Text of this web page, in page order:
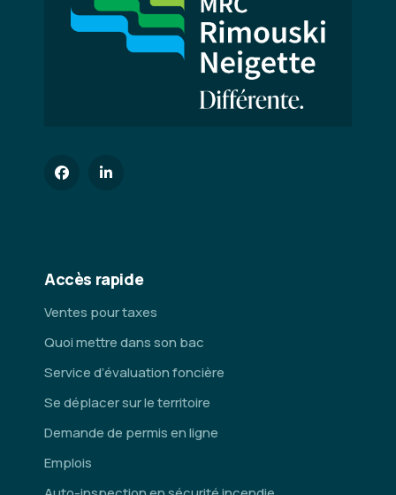
Accès rapide
Ventes pour taxes
Quoi mettre dans son bac
Service d’évaluation foncière
Se déplacer sur le territoire
Demande de permis en ligne
Emplois